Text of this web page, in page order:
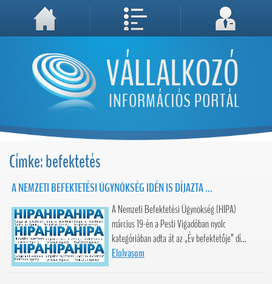
A weboldal használatával Ön elfogadja, hogy Cookie-kat (sütiket) tároljunk számítógépén. A sütik a weboldal megfelelő működéséhez
Megértettem, folytatás...
Címke: befektetés
A NEMZETI BEFEKTETÉSI ÜGYNÖKSÉG IDÉN IS DÍJAZTA ...
A Nemzeti Befektetési Ügynökség (HIPA)
március 19-én a Pesti Vigadóban nyolc
kategóriában adta át az „Év befektetője” dí...
Elolvasom